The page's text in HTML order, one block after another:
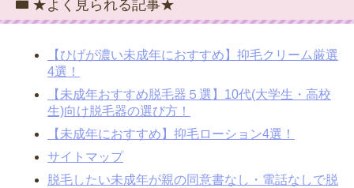
★よく見られる記事★
【ひげが濃い未成年におすすめ】抑毛クリーム厳選
4選！
【未成年おすすめ脱毛器５選】10代(大学生・高校
生)向け脱毛器の選び方！
【未成年におすすめ】抑毛ローション4選！
サイトマップ
脱毛したい未成年が親の同意書なし・電話なしで脱